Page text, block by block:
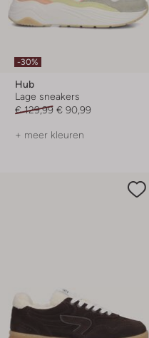
-30%
Hub
Lage sneakers
€ 129,99 € 90,99
+ meer kleuren